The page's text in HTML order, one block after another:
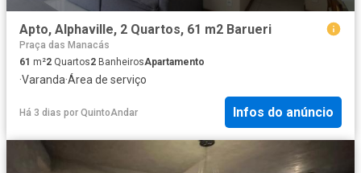
Apto, Alphaville, 2 Quartos, 61 m2 Barueri
Praça das Manacás
61 m²2 Quartos2 BanheirosApartamento
·Varanda·Área de serviço
Há 3 dias por QuintoAndar Infos do anúncio